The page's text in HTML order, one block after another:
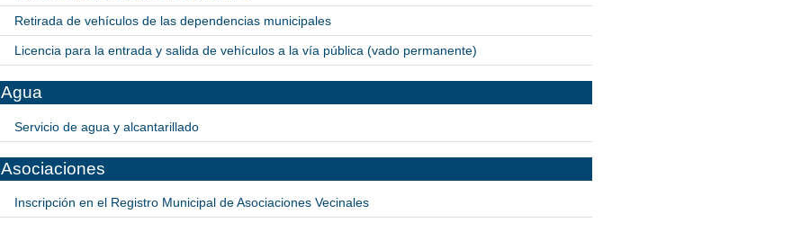
Retirada de vehículos de las dependencias municipales
Licencia para la entrada y salida de vehículos a la vía pública (vado permanente)
Agua
Servicio de agua y alcantarillado
Asociaciones
Inscripción en el Registro Municipal de Asociaciones Vecinales